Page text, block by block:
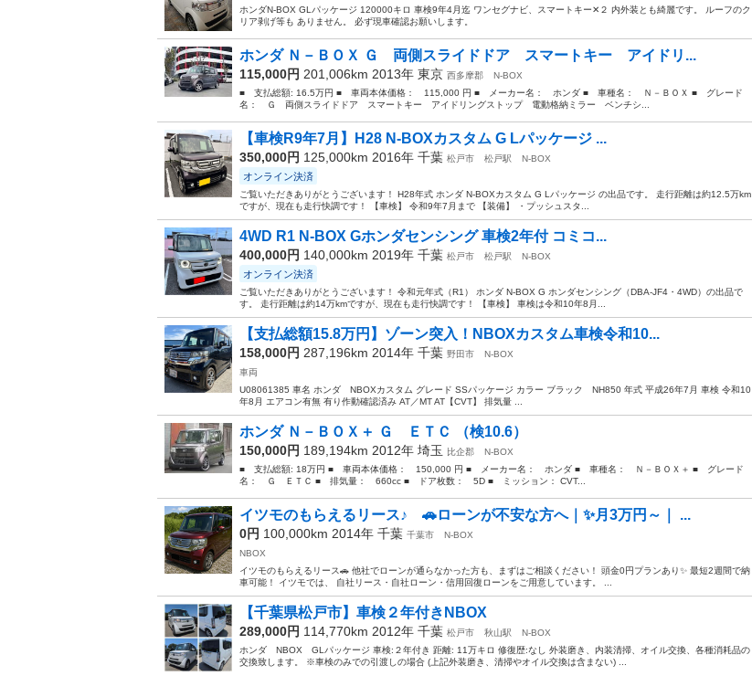
ホンダN-BOX GLパッケージ 120000キロ 車検9年4月迄 ワンセグナビ、スマートキー✕２ 内外装とも綺麗です。 ルーフのク
リア剥げ等も ありません。 必ず現車確認お願いします。
ホンダ Ｎ－ＢＯＸ Ｇ 両側スライドドア スマートキー アイドリ...
115,000円 201,006km 2013年 東京 西多摩郡
N-BOX
■ 支払総額: 16.5万円 ■ 車両本体価格： 115,000 円 ■ メーカー名： ホンダ ■ 車種名： Ｎ－ＢＯＸ ■ グレード
名： Ｇ 両側スライドドア スマートキー アイドリングストップ 電動格納ミラー ベンチシ...
【車検R9年7月】H28 N-BOXカスタム G Lパッケージ ...
350,000円 125,000km 2016年 千葉 松戸市 松戸駅 N-BOX
オンライン決済
ご覧いただきありがとうございます！ H28年式 ホンダ N-BOXカスタム G Lパッケージ の出品です。 走行距離は約12.5万km
ですが、現在も走行快調です！ 【車検】 令和9年7月まで 【装備】 ・プッシュスタ...
4WD R1 N-BOX Gホンダセンシング 車検2年付 コミコ...
400,000円 140,000km 2019年 千葉 松戸市 松戸駅 N-BOX
オンライン決済
ご覧いただきありがとうございます！ 令和元年式（R1） ホンダ N-BOX G ホンダセンシング（DBA-JF4・4WD）の出品で
す。 走行距離は約14万kmですが、現在も走行快調です！ 【車検】 車検は令和10年8月...
【支払総額15.8万円】ゾーン突入！NBOXカスタム車検令和10...
158,000円 287,196km 2014年 千葉 野田市
N-BOX
車両
U08061385 車名 ホンダ NBOXカスタム グレード SSパッケージ カラー ブラック NH850 年式 平成26年7月 車検 令和10
年8月 エアコン有無 有り作動確認済み AT／MT AT【CVT】 排気量 ...
ホンダ Ｎ－ＢＯＸ＋ Ｇ ＥＴＣ （検10.6）
150,000円 189,194km 2012年 埼玉 比企郡
N-BOX
■ 支払総額: 18万円 ■ 車両本体価格： 150,000 円 ■ メーカー名： ホンダ ■ 車種名： Ｎ－ＢＯＸ＋ ■ グレード
名： Ｇ ＥＴＣ ■ 排気量： 660cc ■ ドア枚数： 5D ■ ミッション： CVT...
イツモのもらえるリース♪ 🚗ローンが不安な方へ｜✨月3万円～｜ ...
0円 100,000km 2014年 千葉 千葉市
N-BOX
NBOX
イツモのもらえるリース🚗 他社でローンが通らなかった方も、まずはご相談ください！ 頭金0円プランあり✨ 最短2週間で納
車可能！ イツモでは、 自社リース・自社ローン・信用回復ローンをご用意しています。 ...
【千葉県松戸市】車検２年付きNBOX
289,000円 114,770km 2012年 千葉 松戸市 秋山駅
N-BOX
ホンダ NBOX GLパッケージ 車検:２年付き 距離: 11万キロ 修復歴:なし 外装磨き、内装清掃、オイル交換、各種消耗品の
交換致します。 ※車検のみでの引渡しの場合 (上記外装磨き、清掃やオイル交換は含まない) ...